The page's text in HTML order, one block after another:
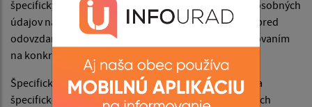
špecifických informáciách týkajúcich sa spracúvania osobných
údajov na konkrétne účely sa môžete dozvedieť vždy pred
odovzdaním Vašich osobných údajov obcia ich spracovaním
na konkrétny určený účel.
Špecifické podmienky spracúvania osobných údajov a
špecifické informácie týkajúce sa spracúvania osobných